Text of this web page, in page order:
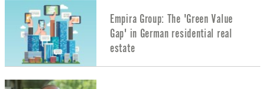
Empira Group: The 'Green Value
Gap' in German residential real
estate